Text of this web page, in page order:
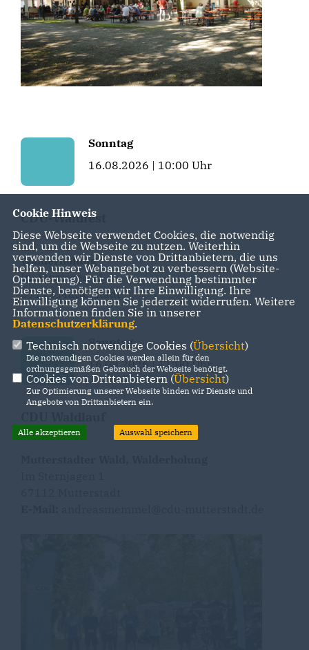
Sonntag
16.08.2026 | 10:00 Uhr
CDU-Waldfest
Walderholung
Im Sternjagen 1
67112 Mutterstadt
Sonntag
16.08.2026 | 11:00 Uhr
Cookie Hinweis
Diese Webseite verwendet Cookies, die notwendig
sind, um die Webseite zu nutzen. Weiterhin
verwenden wir Dienste von Drittanbietern, die uns
helfen, unser Webangebot zu verbessern (Website-
Optmierung). Für die Verwendung bestimmter
Dienste, benötigen wir Ihre Einwilligung. Ihre
Einwilligung können Sie jederzeit widerrufen. Weitere
Informationen finden Sie in unserer
Datenschutzerklärung.
Technisch notwendige Cookies (Übersicht)
Die notwendigen Cookies werden allein für den
ordnungsgemäßen Gebrauch der Webseite benötigt.
Cookies von Drittanbietern (Übersicht)
Zur Optimierung unserer Webseite binden wir Dienste und
Angebote von Drittanbietern ein.
Alle akzeptieren Auswahl speichern